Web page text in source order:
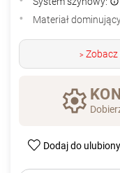
Materiał
>Zobacz
Dodaj do